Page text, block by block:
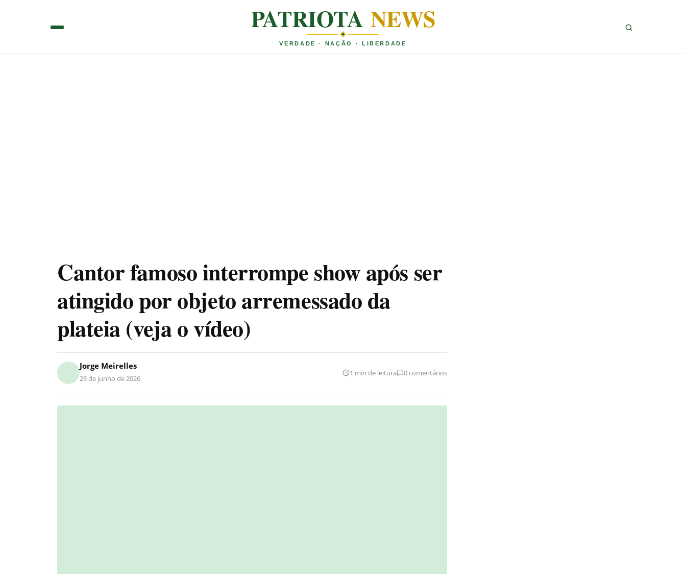
PATRIOTA NEWS
VERDADE · NAÇÃO · LIBERDADE
Cantor famoso interrompe show após ser
atingido por objeto arremessado da
plateia (veja o vídeo)
Jorge Meirelles
23 de junho de 2026
1 min de leitura 0 comentários